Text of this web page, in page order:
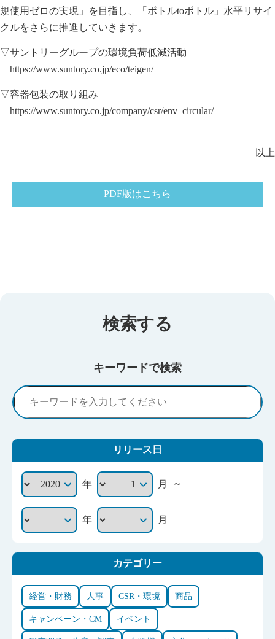
規使用ゼロの実現」を目指し、「ボトルtoボトル」水平リサイ
クルをさらに推進していきます。
▽サントリーグループの環境負荷低減活動
https://www.suntory.co.jp/eco/teigen/
▽容器包装の取り組み
https://www.suntory.co.jp/company/csr/env_circular/
以上
PDF版はこちら
検索する
キーワードで検索
リリース日
年 月 ～
年 月
カテゴリー
経営・財務 人事 CSR・環境 商品
キャンペーン・CM イベント